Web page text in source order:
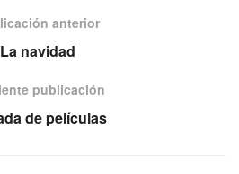
anterior
La navidad
publicación
de películas